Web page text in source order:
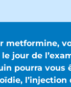
metformine,
jour de
pourra vous